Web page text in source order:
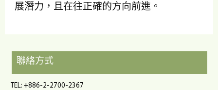
展潛力，且在往正確的方向前進。
聯絡方式
TEL: +886-2-2700-2367